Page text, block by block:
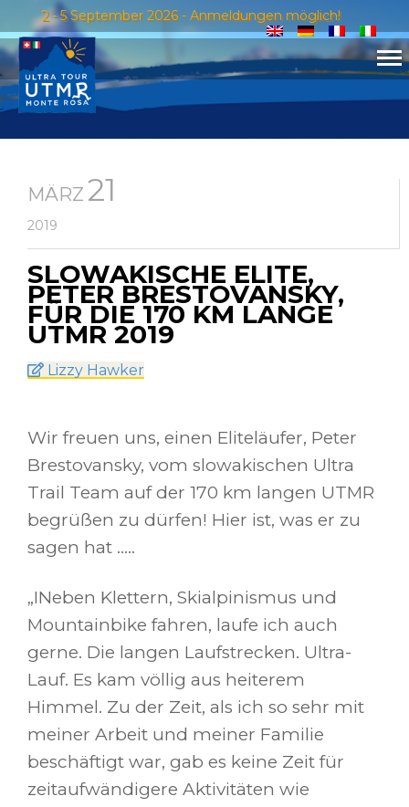
2 - 5 September 2026 - Anmeldungen möglich!
MÄRZ 21
2019
SLOWAKISCHE ELITE,
PETER BRESTOVANSKY,
FÜR DIE 170 KM LANGE
UTMR 2019
Lizzy Hawker
Wir freuen uns, einen Eliteläufer, Peter
Brestovansky, vom slowakischen Ultra
Trail Team auf der 170 km langen UTMR
begrüßen zu dürfen! Hier ist, was er zu
sagen hat …..
„INeben Klettern, Skialpinismus und
Mountainbike fahren, laufe ich auch
gerne. Die langen Laufstrecken. Ultra-
Lauf. Es kam völlig aus heiterem
Himmel. Zu der Zeit, als ich so sehr mit
meiner Arbeit und meiner Familie
beschäftigt war, gab es keine Zeit für
zeitaufwändigere Aktivitäten wie